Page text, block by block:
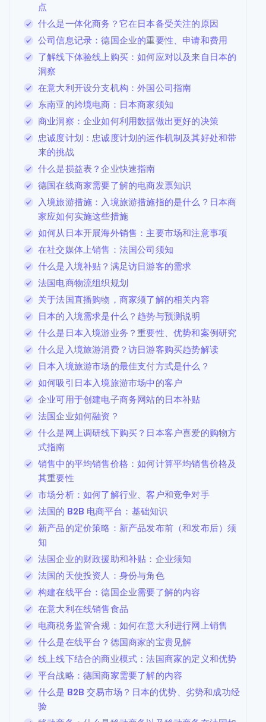
点
什么是一体化商务？它在日本备受关注的原因
公司信息记录：德国企业的重要性、申请和费用
了解线下体验线上购买：如何应对以及来自日本的
洞察
在意大利开设分支机构：外国公司指南
东南亚的跨境电商：日本商家须知
商业洞察：企业如何利用数据做出更好的决策
忠诚度计划：忠诚度计划的运作机制及其好处和带
来的挑战
什么是损益表？企业快速指南
德国在线商家需要了解的电商发票知识
入境旅游措施：入境旅游措施指的是什么？日本商
家应如何实施这些措施
如何从日本开展海外销售：主要市场和注意事项
在社交媒体上销售：法国公司须知
什么是入境补贴？满足访日游客的需求
法国电商物流组织规划
关于法国直播购物，商家须了解的相关内容
日本的入境需求是什么？趋势与预测说明
什么是日本入境游业务？重要性、优势和案例研究
什么是入境旅游消费？访日游客购买趋势解读
日本入境旅游市场的最佳支付方式是什么？
如何吸引日本入境旅游市场中的客户
企业可用于创建电子商务网站的日本补贴
法国企业如何融资？
什么是网上调研线下购买？日本客户喜爱的购物方
式指南
销售中的平均销售价格：如何计算平均销售价格及
其重要性
市场分析：如何了解行业、客户和竞争对手
法国的 B2B 电商平台：基础知识
新产品的定价策略：新产品发布前（和发布后）须
知
法国企业的财政援助和补贴：企业须知
法国的天使投资人：身份与角色
构建在线平台：德国企业需要了解的内容
在意大利在线销售食品
电商税务监管合规：如何在意大利进行网上销售
什么是在线平台？德国商家的宝贵见解
线上线下结合的商业模式：法国商家的定义和优势
平台战略：德国商家需要了解的内容
什么是 B2B 交易市场？日本的优势、劣势和成功经
验